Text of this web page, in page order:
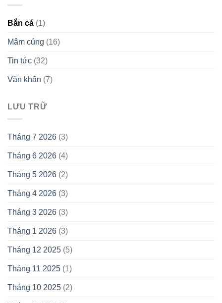
Bắn cá (1)
Mâm cúng (16)
Tin tức (32)
Văn khấn (7)
LƯU TRỮ
Tháng 7 2026 (3)
Tháng 6 2026 (4)
Tháng 5 2026 (2)
Tháng 4 2026 (3)
Tháng 3 2026 (3)
Tháng 1 2026 (3)
Tháng 12 2025 (5)
Tháng 11 2025 (1)
Tháng 10 2025 (2)